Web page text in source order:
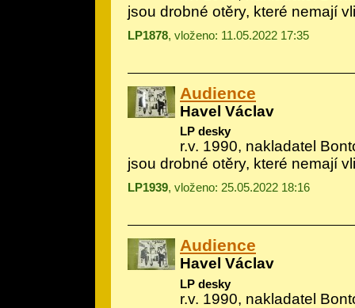
jsou drobné otěry, které nemají
LP1878, vloženo: 11.05.2022 17:35
Audience
Havel Václav
LP desky
r.v. 1990, nakladatel
jsou drobné otěry, které nemají
LP1939, vloženo: 25.05.2022 18:16
Audience
Havel Václav
LP desky
r.v. 1990, nakladatel